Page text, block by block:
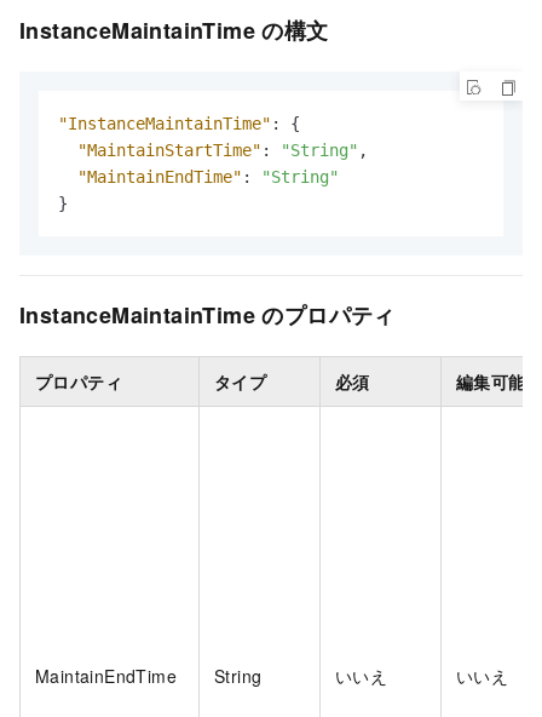
InstanceMaintainTime の構文
"InstanceMaintainTime" :
{
"MaintainStartTime" : "String" ,
"MaintainEndTime" :
"String"
}
InstanceMaintainTime のプロパティ
プロパティ タイプ 必須 編集可能
MaintainEndTime String いいえ いいえ